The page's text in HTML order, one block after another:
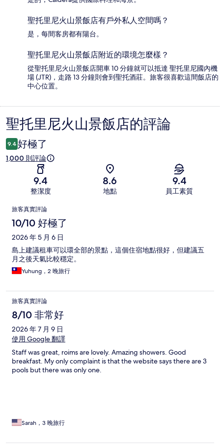
聖托里尼火山景飯店有戶外私人空間嗎？
是，每間客房都有陽台。
聖托里尼火山景飯店附近的環境怎麼樣？
從聖托里尼火山景飯店開車 10 分鐘就可以抵達 聖托里尼國內機
場 (JTR)，走路 13 分鐘則會到聖托酒莊。旅客很喜歡這間飯店的
中心位置。
評
論
聖托里尼火山景飯店的評論
9.4 好極了
1,000 則評論
9.4
整潔度
8.6
地點
9.4
員工素質
評
論
旅客真實評論
10/10 好極了
2026 年 5 月 6 日
島上建議租車可以環全部的景點，這個住宿地點很好，但建議五
月之後天氣比較穩定。
Yuhung，2 晚旅行
旅客真實評論
8/10 非常好
2026 年 7 月 9 日
使用 Google 翻譯
Staff was great, roims are lovely. Amazing showers. Good
breakfast. My only complaint is that the website says there are 3
pools but there was only one.
Sarah，3 晚旅行